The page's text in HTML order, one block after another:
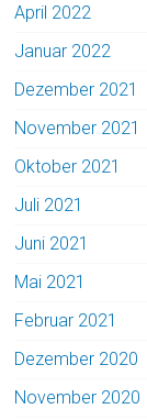
April 2022
Januar 2022
Dezember 2021
November 2021
Oktober 2021
Juli 2021
Juni 2021
Mai 2021
Februar 2021
Dezember 2020
November 2020